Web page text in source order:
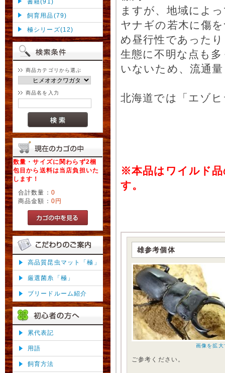
飼育用品(79)
極シリーズ(12)
商品カテゴリから選ぶ
商品名を入力
数量・サイズに関わらず2梱
包目から送料は当店負担いた
します！
合計数量： 0
商品金額： 0円
高品質昆虫マット「極」
厳選菌糸「極」
ブリードルーム紹介
累代表記
用語
飼育方法
ますが、地域によ
ヤナギの若木に傷
め昼行性であった
生態に不明な点も
いないため、流通
北海道では「エゾ
※本品はワイルド
す。
雄参考個体
画像を拡大
ご参考ください。